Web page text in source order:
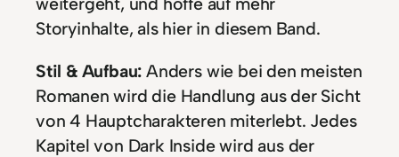
Storyinhalte, als hier in diesem Band.
Stil & Aufbau: Anders wie bei den meisten
Romanen wird die Handlung aus der Sicht
von 4 Hauptcharakteren miterlebt. Jedes
Kapitel von Dark Inside wird aus der